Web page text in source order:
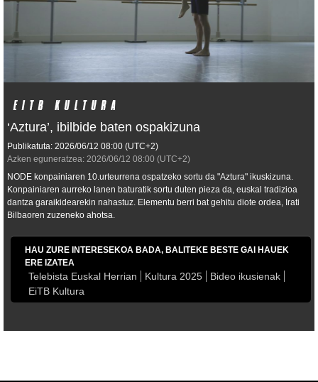
‘Aztura’, ibilbide baten ospakizuna
Publikatuta: 2026/06/12 08:00 (UTC+2)
Azken eguneratzea: 2026/06/12 08:00 (UTC+2)
NODE konpainiaren 10.urteurrena ospatzeko sortu da "Aztura" ikuskizuna.
Konpainiaren aurreko lanen baturatik sortu duten pieza da, euskal tradizioa
dantza garaikidearekin nahastuz. Elementu berri bat gehitu diote ordea, Irati
Bilbaoren zuzeneko ahotsa.
HAU ZURE INTERESEKOA BADA, BALITEKE BESTE GAI HAUEK
ERE IZATEA
Telebista Euskal Herrian Kultura 2025
Bideo ikusienak
EiTB Kultura